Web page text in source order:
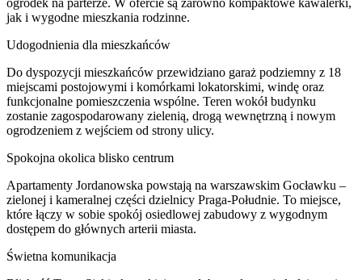
ogródek na parterze. W ofercie są zarówno kompaktowe kawalerki,
jak i wygodne mieszkania rodzinne.
Udogodnienia dla mieszkańców
Do dyspozycji mieszkańców przewidziano garaż podziemny z 18
miejscami postojowymi i komórkami lokatorskimi, windę oraz
funkcjonalne pomieszczenia wspólne. Teren wokół budynku
zostanie zagospodarowany zielenią, drogą wewnętrzną i nowym
ogrodzeniem z wejściem od strony ulicy.
Spokojna okolica blisko centrum
Apartamenty Jordanowska powstają na warszawskim Gocławku –
zielonej i kameralnej części dzielnicy Praga-Południe. To miejsce,
które łączy w sobie spokój osiedlowej zabudowy z wygodnym
dostępem do głównych arterii miasta.
Świetna komunikacja